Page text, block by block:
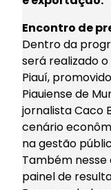
Encontro de
Dentro da
será realizado
Piauí,
Piauiense de
jornalista Caco
cenário
na gestão
Também
painel de